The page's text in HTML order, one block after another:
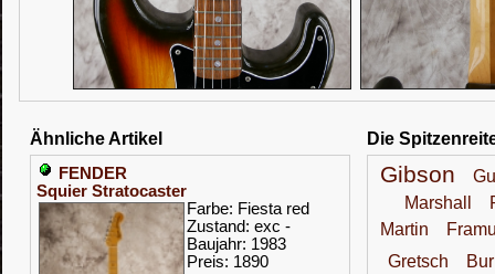
Ähnliche Artikel
FENDER
Squier Stratocaster
Farbe: Fiesta red
Zustand: exc -
Baujahr: 1983
Preis: 1890
Die
Gibson
Marshall
Martin
Gretsch